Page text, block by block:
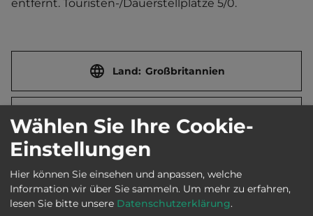
entfernt. Touristen-/Dauerstellplätze 5/0.
Land: Großbritannien
Stadt: GL19 4DR Lower Apperley
Straße:
E-Mail: thefarmersarmsapperley@gmail.com
Wählen Sie Ihre Cookie-
Einstellungen
Hier können Sie einsehen und anpassen, welche
Information wir über Sie sammeln. Um mehr zu erfahren,
lesen Sie bitte unsere Datenschutzerklärung.